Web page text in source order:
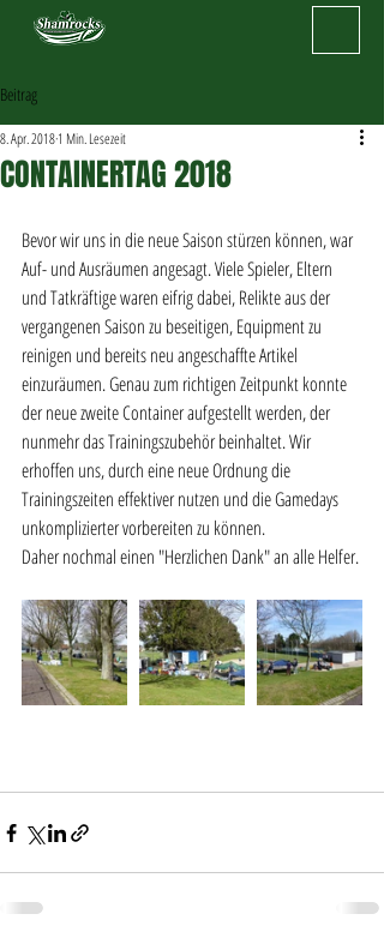
Beitrag
CONTAINERTAG 2018
8. Apr. 20181 Min. Lesezeit
Bevor wir uns in die neue Saison stürzen können, war
Auf- und Ausräumen angesagt. Viele Spieler, Eltern
und Tatkräftige waren eifrig dabei, Relikte aus der
vergangenen Saison zu beseitigen, Equipment zu
reinigen und bereits neu angeschaffte Artikel
einzuräumen. Genau zum richtigen Zeitpunkt konnte
der neue zweite Container aufgestellt werden, der
nunmehr das Trainingszubehör beinhaltet. Wir
erhoffen uns, durch eine neue Ordnung die
Trainingszeiten effektiver nutzen und die Gamedays
unkomplizierter vorbereiten zu können.
Daher nochmal einen "Herzlichen Dank" an alle Helfer.